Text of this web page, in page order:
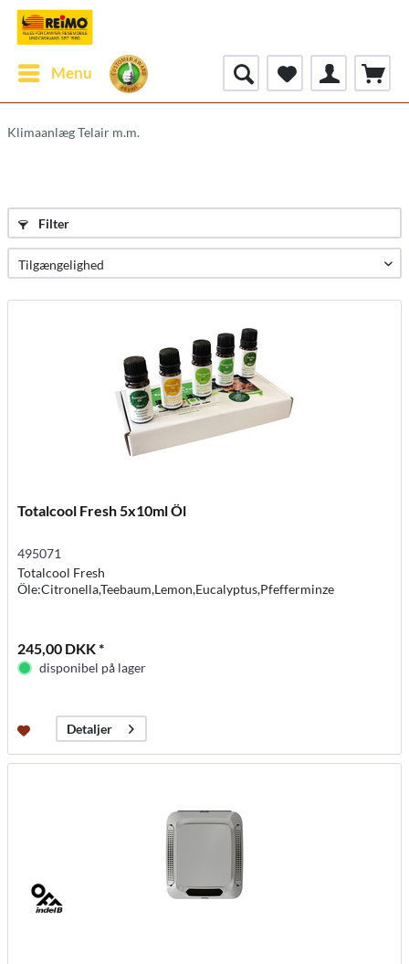
Menu
Klimaanlæg Telair m.m.
Filter
Totalcool Fresh 5x10ml Öl
495071
Totalcool Fresh
Öle:Citronella,Teebaum,Lemon,Eucalyptus,Pfefferminze
245,00 DKK *
disponibel på lager
Detaljer